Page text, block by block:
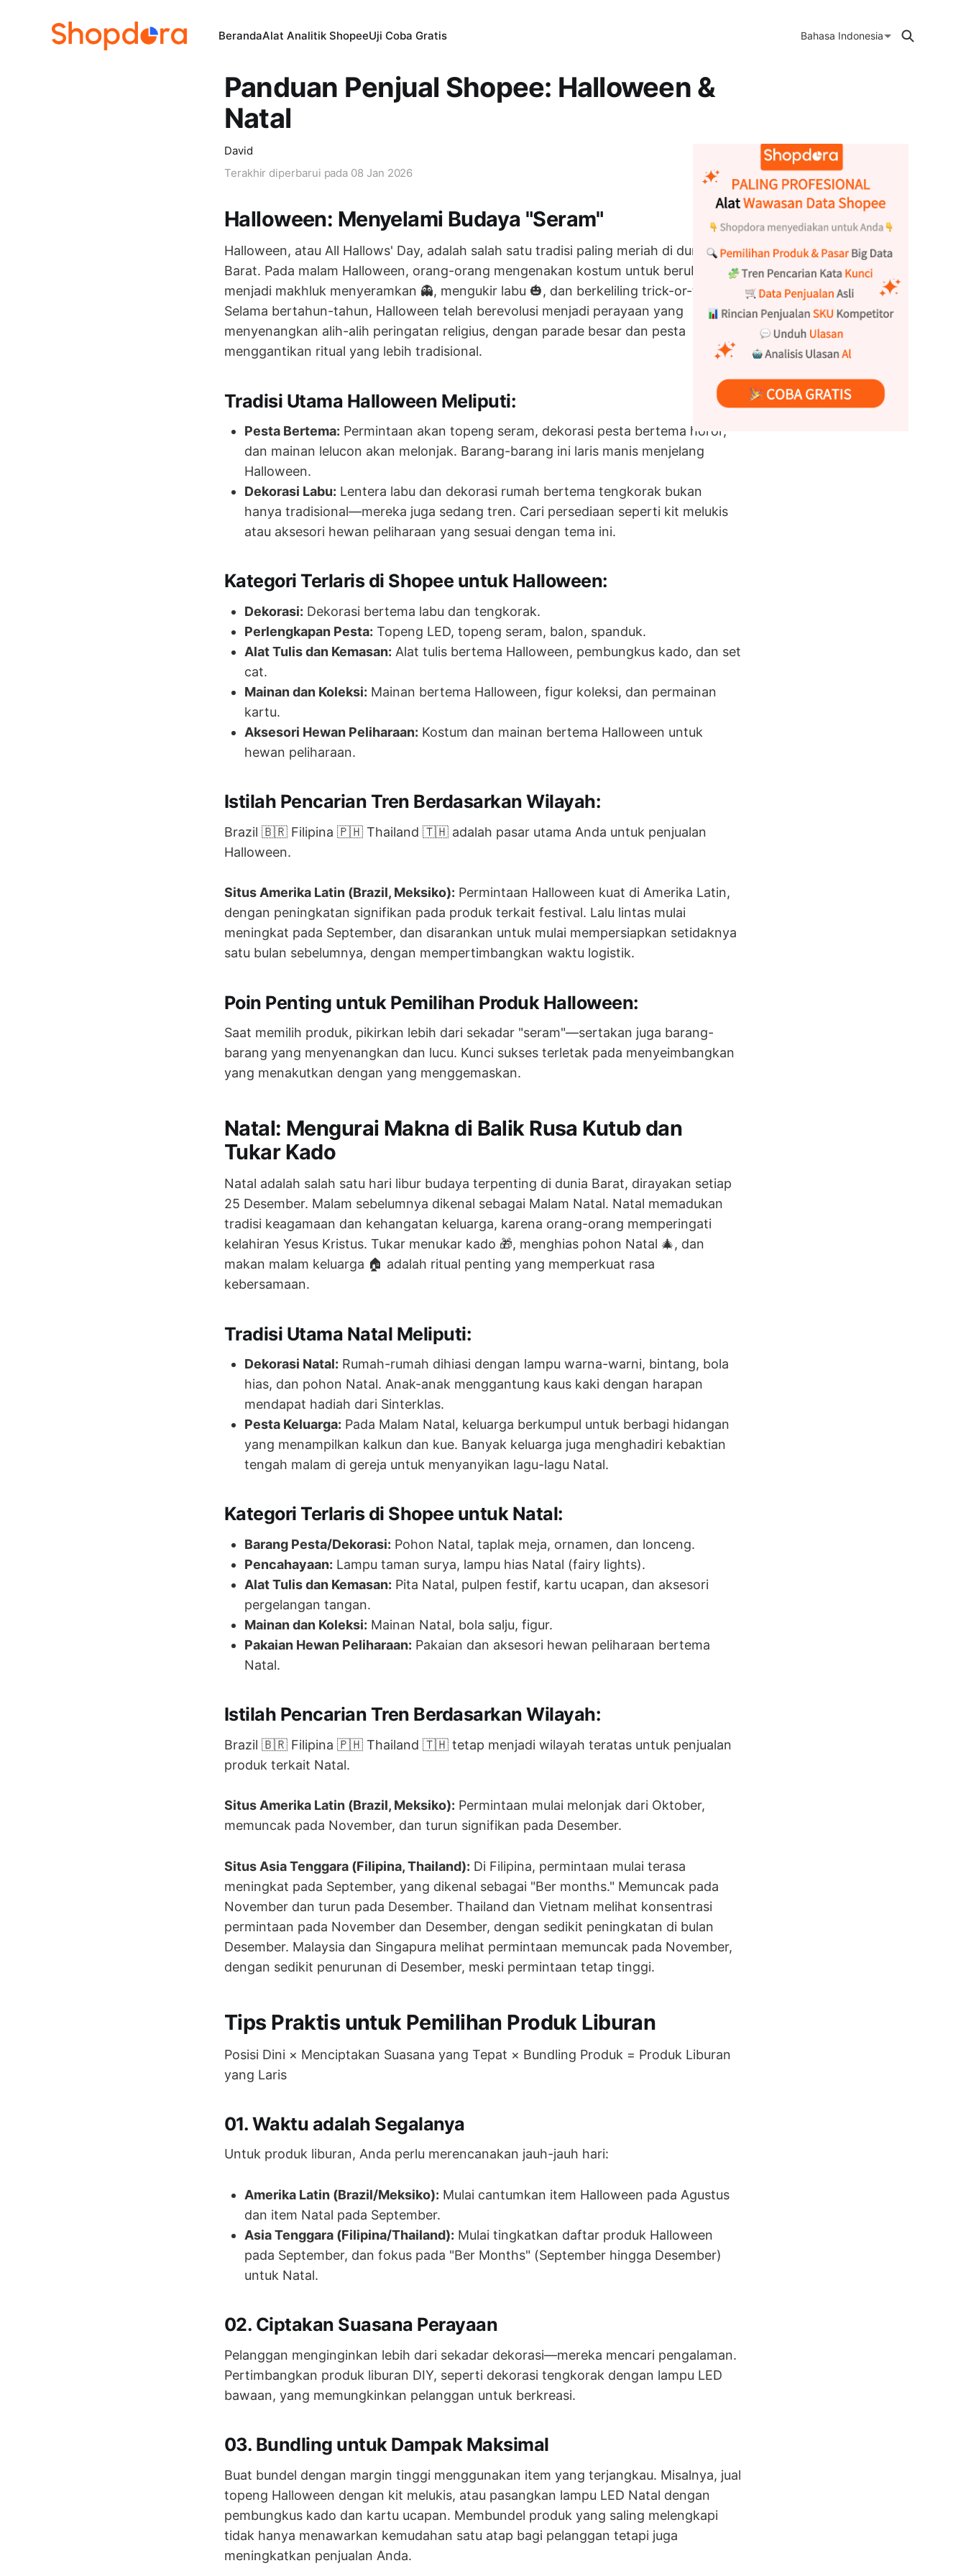
BerandaAlat Analitik ShopeeUji Coba Gratis Bahasa Indonesia
Panduan Penjual Shopee: Halloween &
Natal
David
Terakhir diperbarui pada 08 Jan 2026
Halloween: Menyelami Budaya "Seram"
Halloween, atau All Hallows' Day, adalah salah satu tradisi paling meriah di dunia
Barat. Pada malam Halloween, orang-orang mengenakan kostum untuk berubah
menjadi makhluk menyeramkan 👻, mengukir labu 🎃, dan berkeliling trick-or-treat.
Selama bertahun-tahun, Halloween telah berevolusi menjadi perayaan yang
menyenangkan alih-alih peringatan religius, dengan parade besar dan pesta
menggantikan ritual yang lebih tradisional.
Tradisi Utama Halloween Meliputi:
Pesta Bertema: Permintaan akan topeng seram, dekorasi pesta bertema horor,
dan mainan lelucon akan melonjak. Barang-barang ini laris manis menjelang
Halloween.
Dekorasi Labu: Lentera labu dan dekorasi rumah bertema tengkorak bukan
hanya tradisional—mereka juga sedang tren. Cari persediaan seperti kit melukis
atau aksesori hewan peliharaan yang sesuai dengan tema ini.
Kategori Terlaris di Shopee untuk Halloween:
Dekorasi: Dekorasi bertema labu dan tengkorak.
Perlengkapan Pesta: Topeng LED, topeng seram, balon, spanduk.
Alat Tulis dan Kemasan: Alat tulis bertema Halloween, pembungkus kado, dan set
cat.
Mainan dan Koleksi: Mainan bertema Halloween, figur koleksi, dan permainan
kartu.
Aksesori Hewan Peliharaan: Kostum dan mainan bertema Halloween untuk
hewan peliharaan.
Istilah Pencarian Tren Berdasarkan Wilayah:
Brazil 🇧🇷 Filipina 🇵🇭 Thailand 🇹🇭 adalah pasar utama Anda untuk penjualan
Halloween.
Situs Amerika Latin (Brazil, Meksiko): Permintaan Halloween kuat di Amerika Latin,
dengan peningkatan signifikan pada produk terkait festival. Lalu lintas mulai
meningkat pada September, dan disarankan untuk mulai mempersiapkan setidaknya
satu bulan sebelumnya, dengan mempertimbangkan waktu logistik.
Poin Penting untuk Pemilihan Produk Halloween:
Saat memilih produk, pikirkan lebih dari sekadar "seram"—sertakan juga barang-
barang yang menyenangkan dan lucu. Kunci sukses terletak pada menyeimbangkan
yang menakutkan dengan yang menggemaskan.
Natal: Mengurai Makna di Balik Rusa Kutub dan
Tukar Kado
Natal adalah salah satu hari libur budaya terpenting di dunia Barat, dirayakan setiap
25 Desember. Malam sebelumnya dikenal sebagai Malam Natal. Natal memadukan
tradisi keagamaan dan kehangatan keluarga, karena orang-orang memperingati
kelahiran Yesus Kristus. Tukar menukar kado 🎁, menghias pohon Natal 🎄, dan
makan malam keluarga 🏠 adalah ritual penting yang memperkuat rasa
kebersamaan.
Tradisi Utama Natal Meliputi:
Dekorasi Natal: Rumah-rumah dihiasi dengan lampu warna-warni, bintang, bola
hias, dan pohon Natal. Anak-anak menggantung kaus kaki dengan harapan
mendapat hadiah dari Sinterklas.
Pesta Keluarga: Pada Malam Natal, keluarga berkumpul untuk berbagi hidangan
yang menampilkan kalkun dan kue. Banyak keluarga juga menghadiri kebaktian
tengah malam di gereja untuk menyanyikan lagu-lagu Natal.
Kategori Terlaris di Shopee untuk Natal:
Barang Pesta/Dekorasi: Pohon Natal, taplak meja, ornamen, dan lonceng.
Pencahayaan: Lampu taman surya, lampu hias Natal (fairy lights).
Alat Tulis dan Kemasan: Pita Natal, pulpen festif, kartu ucapan, dan aksesori
pergelangan tangan.
Mainan dan Koleksi: Mainan Natal, bola salju, figur.
Pakaian Hewan Peliharaan: Pakaian dan aksesori hewan peliharaan bertema
Natal.
Istilah Pencarian Tren Berdasarkan Wilayah:
Brazil 🇧🇷 Filipina 🇵🇭 Thailand 🇹🇭 tetap menjadi wilayah teratas untuk penjualan
produk terkait Natal.
Situs Amerika Latin (Brazil, Meksiko): Permintaan mulai melonjak dari Oktober,
memuncak pada November, dan turun signifikan pada Desember.
Situs Asia Tenggara (Filipina, Thailand): Di Filipina, permintaan mulai terasa
meningkat pada September, yang dikenal sebagai "Ber months." Memuncak pada
November dan turun pada Desember. Thailand dan Vietnam melihat konsentrasi
permintaan pada November dan Desember, dengan sedikit peningkatan di bulan
Desember. Malaysia dan Singapura melihat permintaan memuncak pada November,
dengan sedikit penurunan di Desember, meski permintaan tetap tinggi.
Tips Praktis untuk Pemilihan Produk Liburan
Posisi Dini × Menciptakan Suasana yang Tepat × Bundling Produk = Produk Liburan
yang Laris
01. Waktu adalah Segalanya
Untuk produk liburan, Anda perlu merencanakan jauh-jauh hari:
Amerika Latin (Brazil/Meksiko): Mulai cantumkan item Halloween pada Agustus
dan item Natal pada September.
Asia Tenggara (Filipina/Thailand): Mulai tingkatkan daftar produk Halloween
pada September, dan fokus pada "Ber Months" (September hingga Desember)
untuk Natal.
02. Ciptakan Suasana Perayaan
Pelanggan menginginkan lebih dari sekadar dekorasi—mereka mencari pengalaman.
Pertimbangkan produk liburan DIY, seperti dekorasi tengkorak dengan lampu LED
bawaan, yang memungkinkan pelanggan untuk berkreasi.
03. Bundling untuk Dampak Maksimal
Buat bundel dengan margin tinggi menggunakan item yang terjangkau. Misalnya, jual
topeng Halloween dengan kit melukis, atau pasangkan lampu LED Natal dengan
pembungkus kado dan kartu ucapan. Membundel produk yang saling melengkapi
tidak hanya menawarkan kemudahan satu atap bagi pelanggan tetapi juga
meningkatkan penjualan Anda.